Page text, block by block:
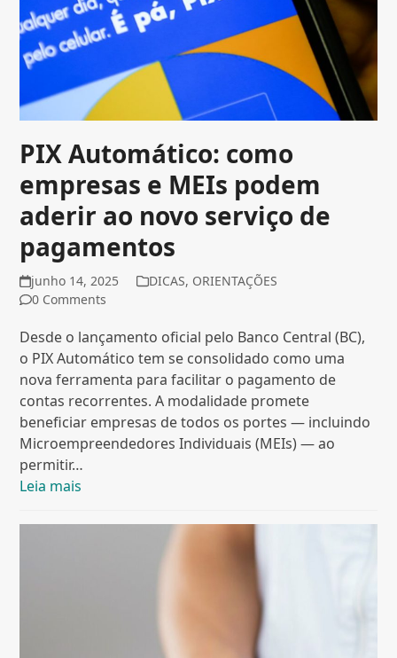
PIX Automático: como
empresas e MEIs podem
aderir ao novo serviço de
pagamentos
junho 14, 2025 DICAS, ORIENTAÇÕES
0 Comments
Desde o lançamento oficial pelo Banco Central (BC),
o PIX Automático tem se consolidado como uma
nova ferramenta para facilitar o pagamento de
contas recorrentes. A modalidade promete
beneficiar empresas de todos os portes — incluindo
Microempreendedores Individuais (MEIs) — ao
permitir…
Leia mais